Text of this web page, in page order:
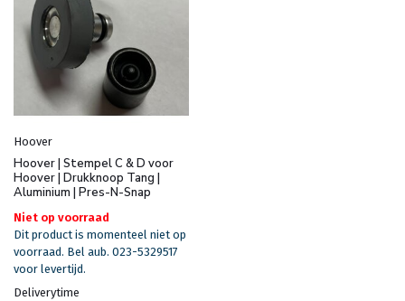
Hoover
Hoover | Stempel C & D voor
Hoover | Drukknoop Tang |
Aluminium | Pres-N-Snap
Niet op voorraad
Dit product is momenteel niet op
voorraad. Bel aub. 023-5329517
voor levertijd.
Deliverytime